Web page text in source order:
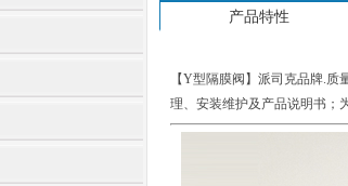
产品特性
【Y型隔膜阀】派司克品牌.
理、安装维护及产品说明书；